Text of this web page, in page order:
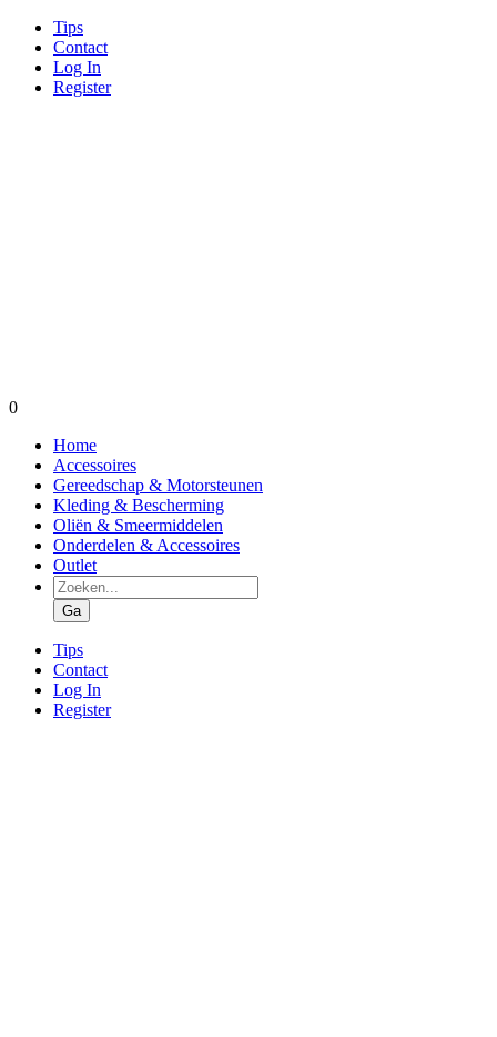
Tips
Contact
Log In
Register
0
Home
Accessoires
Gereedschap & Motorsteunen
Kleding & Bescherming
Oliën & Smeermiddelen
Onderdelen & Accessoires
Outlet
Producten
zoeken
Ga
Tips
Contact
Log In
Register